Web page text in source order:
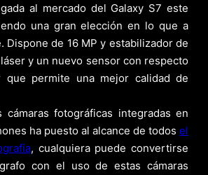
al mercado del Galaxy S7 este
una gran elección en lo que a
Dispone de 16 MP y estabilizador de
y un nuevo sensor con respecto
que permite una mejor calidad de
cámaras fotográficas integradas en
ha puesto al alcance de todos el
, cualquiera puede convertirse
con el uso de estas cámaras